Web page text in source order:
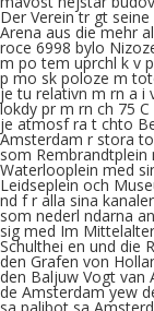
Der Verein tr gt
Arena aus die mehr
roce 6998 bylo
m po tem uprchl k v
p mo sk poloze m
je tu relativn m rn a i
lokdy pr m rn ch 75
je atmosf ra t chto
Amsterdam r stora
som
Waterlooplein med
Leidseplein och
nd f r alla sina
som nederl ndarna
sig med Im
Schulthei en und die
den Grafen von
den Baljuw Vogt van
de Amsterdam yew